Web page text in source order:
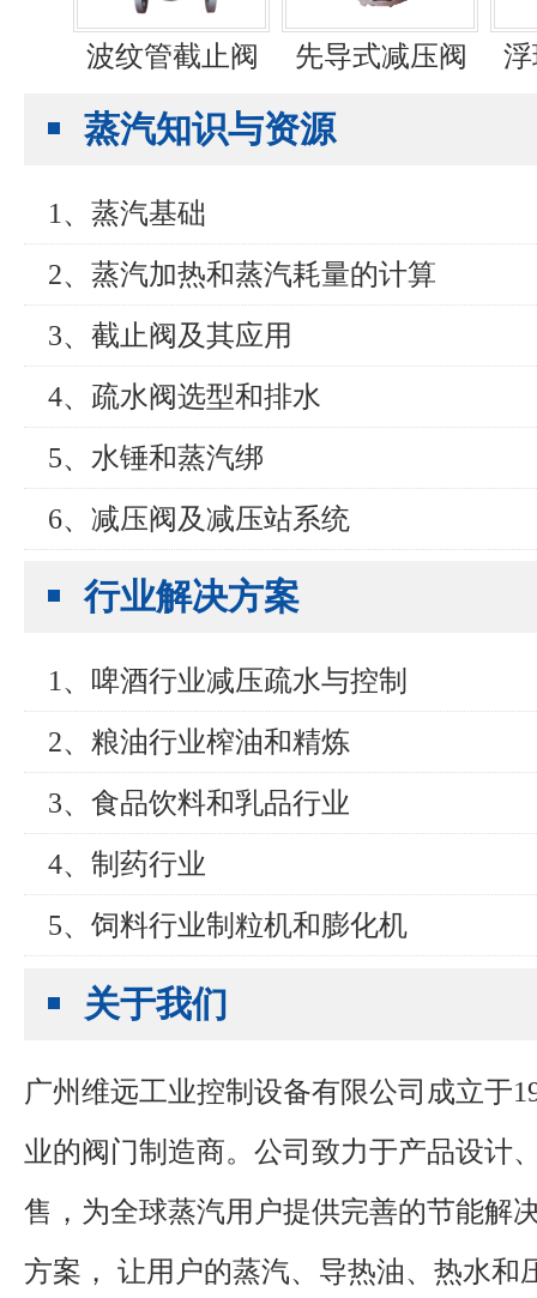
波纹管截止阀 先导式减压阀
蒸汽知识与资源
1、蒸汽基础
2、蒸汽加热和蒸汽耗量的计算
3、截止阀及其应用
4、疏水阀选型和排水
5、水锤和蒸汽绑
6、减压阀及减压站系统
行业解决方案
1、啤酒行业减压疏水与控制
2、粮油行业榨油和精炼
3、食品饮料和乳品行业
4、制药行业
5、饲料行业制粒机和膨化机
关于我们
广州维远工业控制设备有限公司成立于
业的阀门制造商。公司致力于产品设计
售，为全球蒸汽用户提供完善的节能解
方案，
让用户的蒸汽、导热油、热水和